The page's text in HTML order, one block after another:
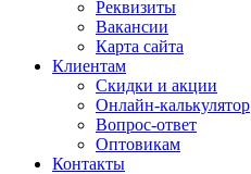
Реквизиты
Вакансии
Карта сайта
Клиентам
Скидки и акции
Онлайн-калькулятор
Вопрос-ответ
Оптовикам
Контакты